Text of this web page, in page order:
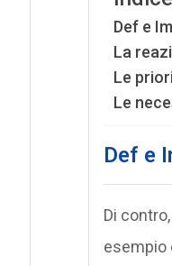
Def e
La
Le
Le
Def e
Di
esempio